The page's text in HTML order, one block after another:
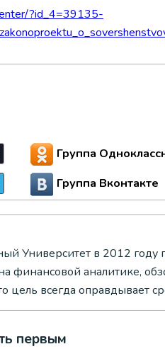
?id_4=39135-
Группа
Группа Вконтакте
Университет в 2012 году
финансовой аналитике,
цель всегда оправдывает
первым